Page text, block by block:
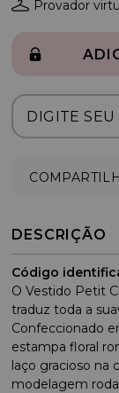
Provador
DESCRIÇÃO
Código
O Vestido Petit
traduz toda a
Confeccionado
estampa floral
laço gracioso na
modelagem